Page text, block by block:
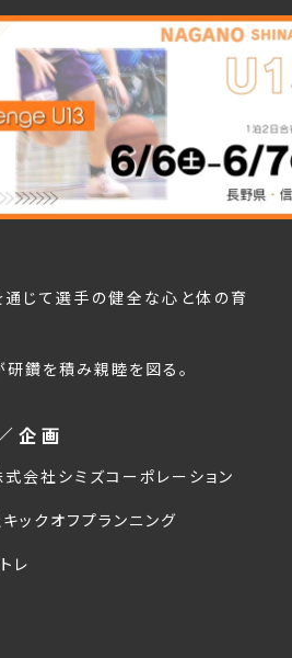
通じて選手の健全な心と体の育
研鑽を積み親睦を図る。
企画
会社シミズコーポレーション
クオフプランニング
レ